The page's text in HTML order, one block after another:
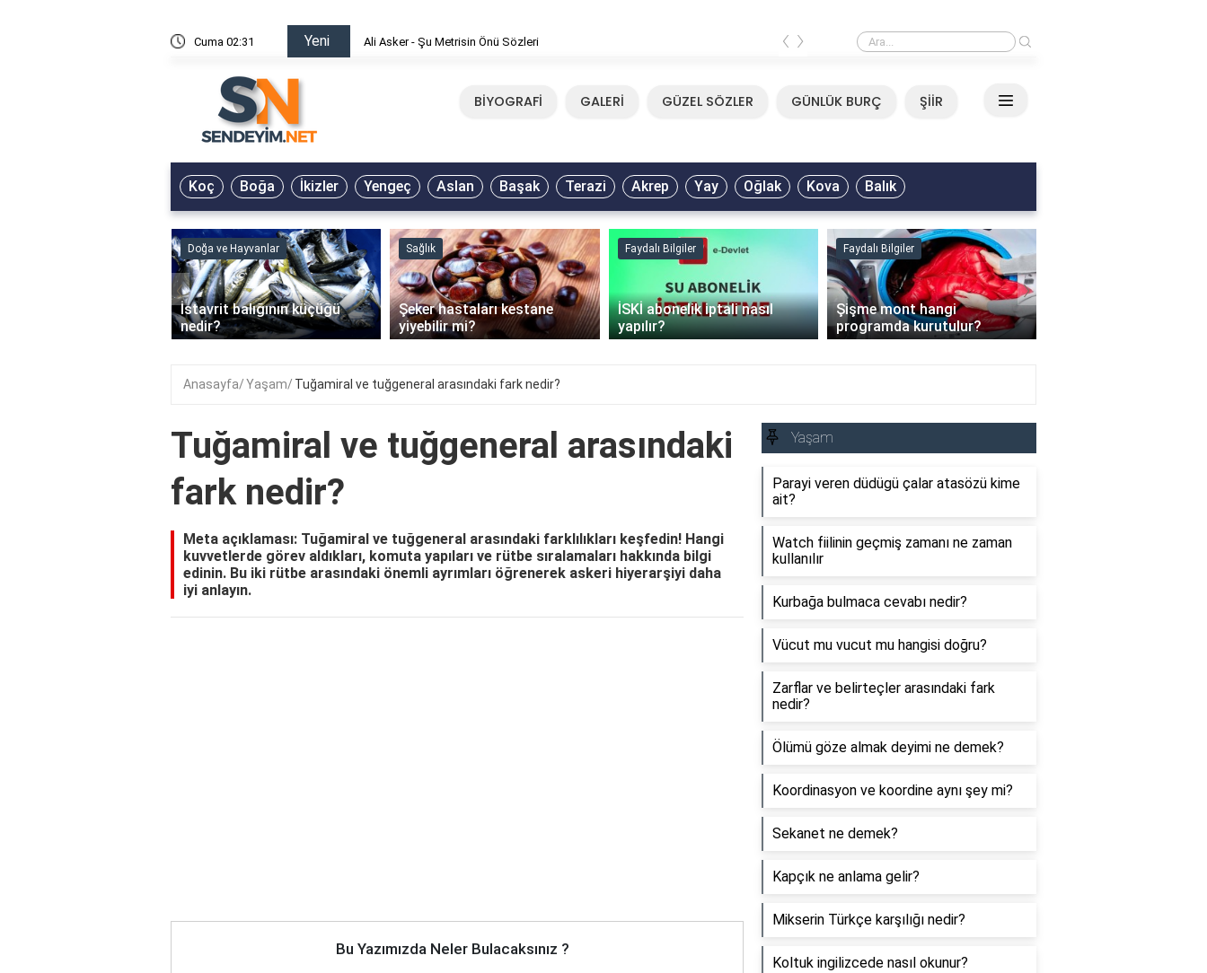
Cuma 02:31 Yeni Ali Asker - Şu Metrisin Önü Sözleri Mirkelam - Tavla Sözleri
‹ ›
BİYOGRAFİ GALERİ GÜZEL SÖZLER GÜNLÜK BURÇ ŞİİR
Koç Boğa İkizler Yengeç Aslan Başak Terazi Akrep Yay Oğlak Kova Balık
Doğa ve Hayvanlar
İstavrit balığının küçüğü
nedir?
Sağlık
Şeker hastaları kestane
yiyebilir mi?
Faydalı Bilgiler
İSKİ abonelik iptali nasıl
yapılır?
Faydalı Bilgiler
Şişme mont hangi
programda kurutulur?
‹ ›
Anasayfa Yaşam Tuğamiral ve tuğgeneral arasındaki fark nedir?
Tuğamiral ve tuğgeneral arasındaki
fark nedir?
Meta açıklaması: Tuğamiral ve tuğgeneral arasındaki farklılıkları keşfedin! Hangi
kuvvetlerde görev aldıkları, komuta yapıları ve rütbe sıralamaları hakkında bilgi
edinin. Bu iki rütbe arasındaki önemli ayrımları öğrenerek askeri hiyerarşiyi daha
iyi anlayın.
Bu Yazımızda Neler Bulacaksınız ?
Yaşam
Parayi veren düdügü çalar atasözü kime
ait?
Watch fiilinin geçmiş zamanı ne zaman
kullanılır
Kurbağa bulmaca cevabı nedir?
Vücut mu vucut mu hangisi doğru?
Zarflar ve belirteçler arasındaki fark
nedir?
Ölümü göze almak deyimi ne demek?
Koordinasyon ve koordine aynı şey mi?
Sekanet ne demek?
Kapçık ne anlama gelir?
Mikserin Türkçe karşılığı nedir?
Koltuk ingilizcede nasıl okunur?